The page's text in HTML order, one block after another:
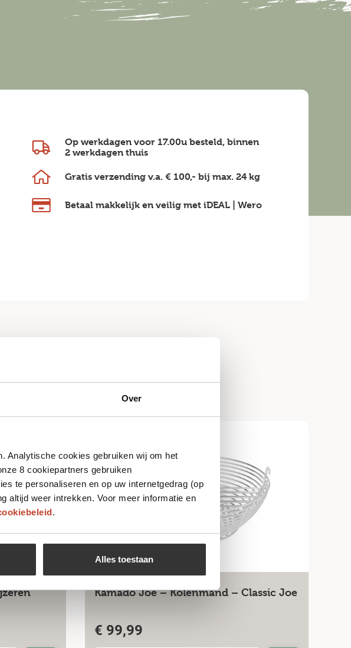
Over
Analytische cookies gebruiken wij om het
8 cookiepartners gebruiken
te personaliseren en op uw internetgedrag (op
altijd weer intrekken. Voor meer informatie en
.
Alles toestaan
Op werkdagen voor 17.00u besteld, binnen
2 werkdagen thuis
Gratis verzending v.a.€ 100,- bij max.24 kg
Betaal makkelijk en veiligmet iDEAL | Wero
Kamado Joe – Kolenmand – Classic Joe
€ 99,99